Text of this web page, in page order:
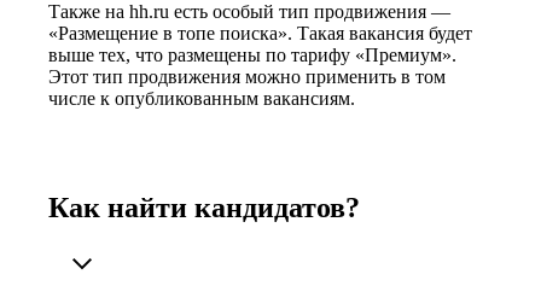
Также на hh.ru есть особый тип продвижения —
«Размещение в топе поиска». Такая вакансия будет
выше тех, что размещены по тарифу «Премиум».
Этот тип продвижения можно применить в том
числе к опубликованным вакансиям.
Как найти кандидатов?